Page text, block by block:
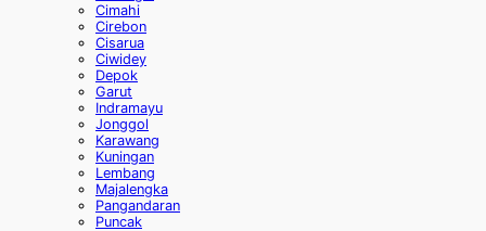
Cimahi
Cirebon
Cisarua
Ciwidey
Depok
Garut
Indramayu
Jonggol
Karawang
Kuningan
Lembang
Majalengka
Pangandaran
Puncak